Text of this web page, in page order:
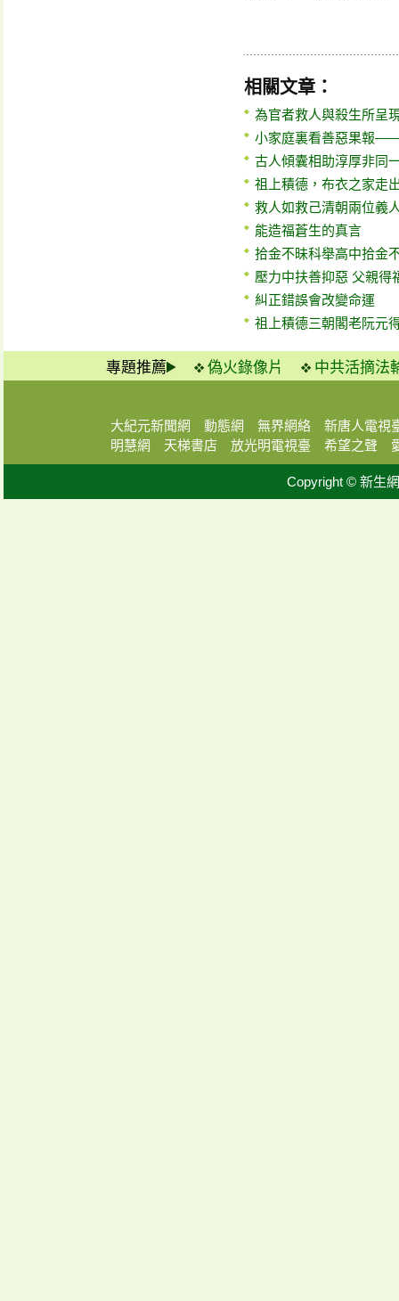
相關文章：
為官者救人與殺生所呈
小家庭裏看善惡果報
古人傾囊相助淳厚非同
祖上積德，布衣之家走
救人如救己清朝兩位義
能造福蒼生的真言
拾金不昧科舉高中拾金
壓力中扶善抑惡 父親得
糾正錯誤會改變命運
祖上積德三朝閣老阮元
專題推薦 偽火錄像片 中共活摘法
大紀元新聞網 動態網 無界網絡
新唐人電視
明慧網
天梯書店 放光明電視臺 希望之聲
Copyright © 新生